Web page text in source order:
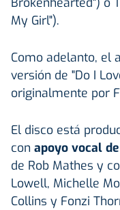
My Girl").
Como adelanto, el
versión de "Do I
originalmente por
El disco está
con apoyo vocal
de Rob Mathes y
Lowell, Michelle
Collins y Fonzi